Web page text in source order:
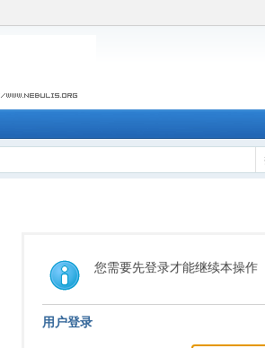
您需要先登录才能继续本操作
用户登录